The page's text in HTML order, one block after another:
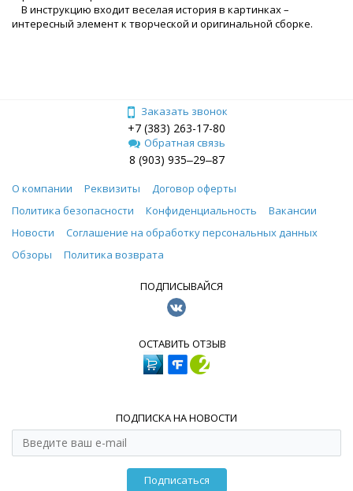
В инструкцию входит веселая история в картинках –
интересный элемент к творческой и оригинальной сборке.
Заказать звонок
+7 (383) 263-17-80
Обратная связь
8 (903) 935‒29‒87
О компании Реквизиты
Договор оферты
Политика безопасности
Конфиденциальность
Вакансии
Новости
Соглашение на обработку персональных данных
Обзоры
Политика возврата
ПОДПИСЫВАЙСЯ
ОСТАВИТЬ ОТЗЫВ
ПОДПИСКА НА НОВОСТИ
Подписаться